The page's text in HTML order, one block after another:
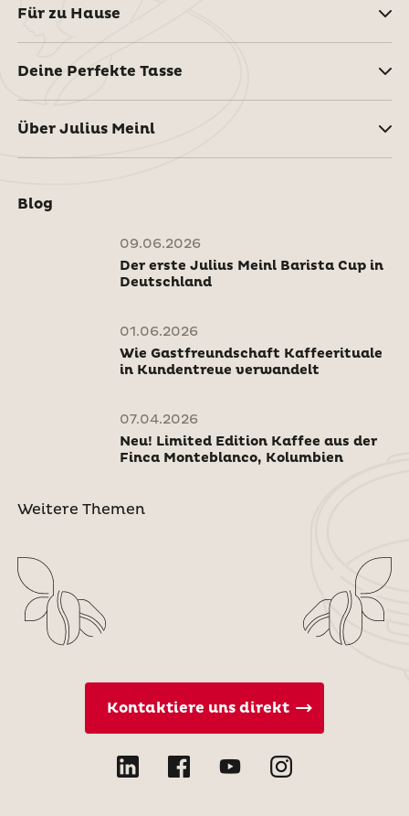
Für zu Hause
Deine Perfekte Tasse
Über Julius Meinl
Blog
09.06.2026
Der erste Julius Meinl Barista Cup in
Deutschland
01.06.2026
Wie Gastfreundschaft Kaffeerituale
in Kundentreue verwandelt
07.04.2026
Neu! Limited Edition Kaffee aus der
Finca Monteblanco, Kolumbien
Weitere Themen
Kontaktiere uns direkt